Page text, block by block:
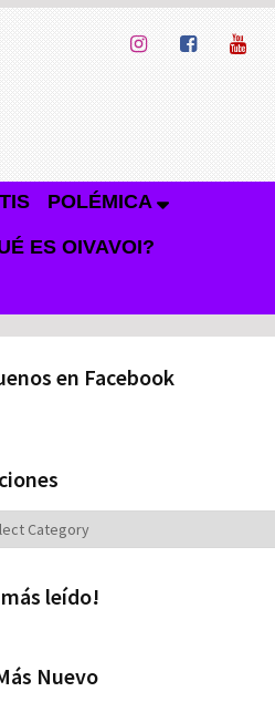
POLÉMICA
ES OIVAVOI?
en Facebook
más leído!
Nuevo